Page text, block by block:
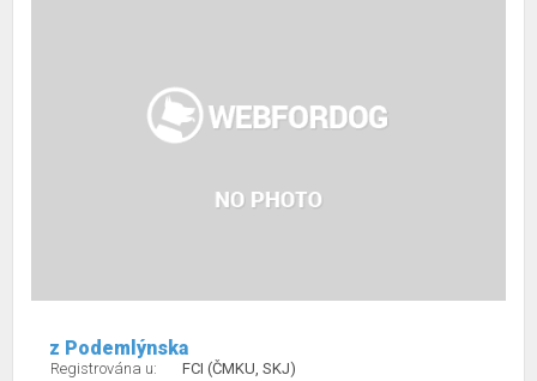
z Podemlýnska
Registrována u:
FCI (ČMKU, SKJ)